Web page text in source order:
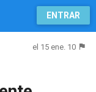
ENTRAR
el 15 ene. 10